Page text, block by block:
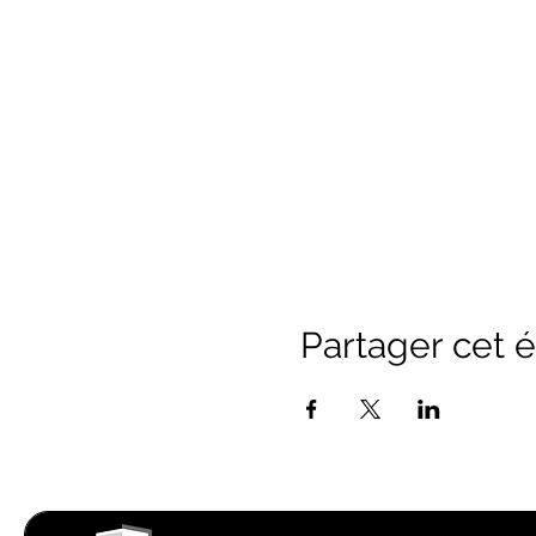
Partager cet